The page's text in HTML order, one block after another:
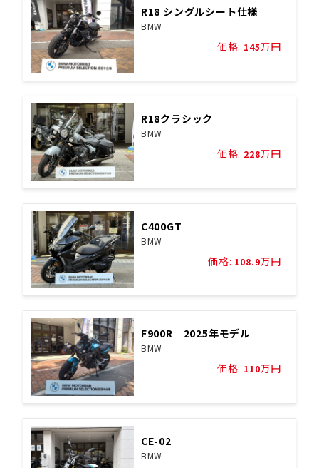
R18 シングルシート仕様
BMW
価格: 145万円
R18クラシック
BMW
価格: 228万円
C400GT
BMW
価格: 108.9万円
F900R 2025年モデル
BMW
価格: 110万円
CE-02
BMW